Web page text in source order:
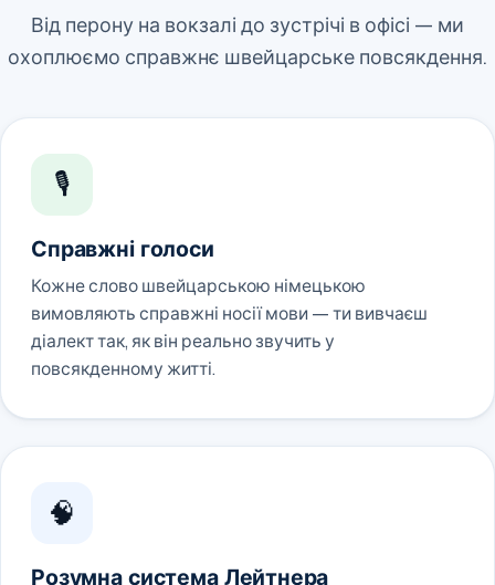
Від перону на вокзалі до зустрічі в офісі — ми
охоплюємо справжнє швейцарське повсякдення.
🎙️
Справжні голоси
Кожне слово швейцарською німецькою
вимовляють справжні носії мови — ти вивчаєш
діалект так, як він реально звучить у
повсякденному житті.
🧠
Розумна система Лейтнера